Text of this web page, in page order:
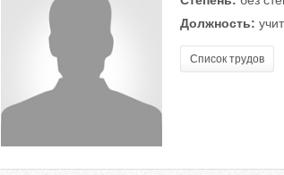
Должность:
Список трудов